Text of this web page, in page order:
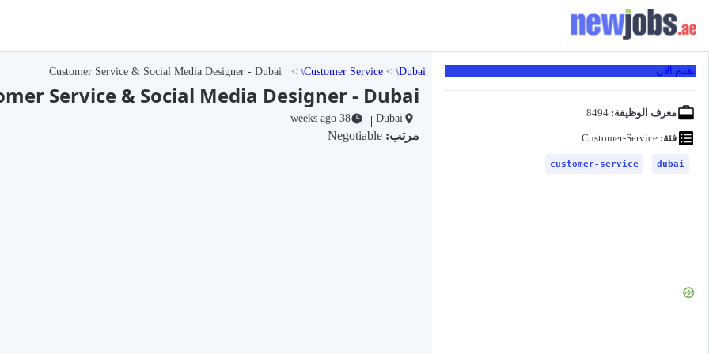
تقدم الآن
معرف الوظيفة:
فئة:
dubai
customer-service
Dubai
Customer Service
Customer Service & Social Media Designer - Dubai
Service & Social Media Designer - Dubai
Dubai
|
38 weeks ago
مرتب: